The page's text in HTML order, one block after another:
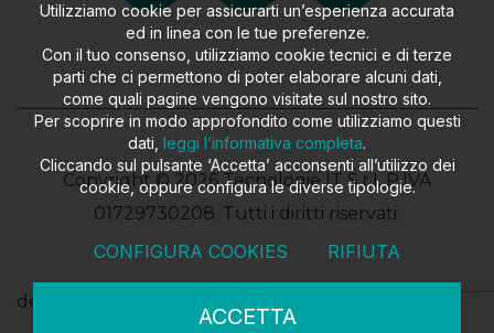
Copyright © 2026 Tecnologie IT S.r.l. P.IVA
01729730208. Tutti i diritti riservati.
design
Utilizziamo cookie per assicurarti un’esperienza accurata
ed in linea con le tue preferenze.
Con il tuo consenso, utilizziamo cookie tecnici e di terze
parti che ci permettono di poter elaborare alcuni dati,
come quali pagine vengono visitate sul nostro sito.
Per scoprire in modo approfondito come utilizziamo questi
dati, leggi l’informativa completa.
Cliccando sul pulsante ‘Accetta’ acconsenti all’utilizzo dei
cookie, oppure configura le diverse tipologie.
CONFIGURA COOKIES RIFIUTA
ACCETTA